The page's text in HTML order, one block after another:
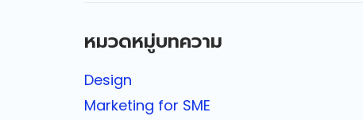
หมวดหมู่บทความ
Design
Marketing for SME